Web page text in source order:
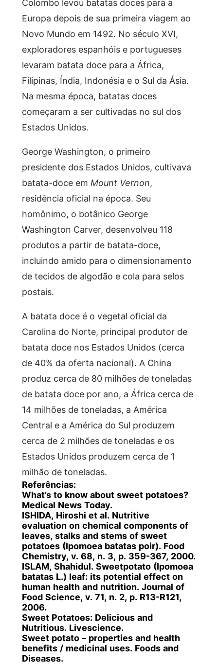
Colombo levou batatas doces para a
Europa depois de sua primeira viagem ao
Novo Mundo em 1492. No século XVI,
exploradores espanhóis e portugueses
levaram batata doce para a África,
Filipinas, Índia, Indonésia e o Sul da Ásia.
Na mesma época, batatas doces
começaram a ser cultivadas no sul dos
Estados Unidos.
George Washington, o primeiro
presidente dos Estados Unidos, cultivava
batata-doce em Mount Vernon,
residência oficial na época. Seu
homônimo, o botânico George
Washington Carver, desenvolveu 118
produtos a partir de batata-doce,
incluindo amido para o dimensionamento
de tecidos de algodão e cola para selos
postais.
A batata doce é o vegetal oficial da
Carolina do Norte, principal produtor de
batata doce nos Estados Unidos (cerca
de 40% da oferta nacional). A China
produz cerca de 80 milhões de toneladas
de batata doce por ano, a África cerca de
14 milhões de toneladas, a América
Central e a América do Sul produzem
cerca de 2 milhões de toneladas e os
Estados Unidos produzem cerca de 1
milhão de toneladas.
Referências:
What’s to know about sweet potatoes?
Medical News Today.
ISHIDA, Hiroshi et al. Nutritive
evaluation on chemical components of
leaves, stalks and stems of sweet
potatoes (Ipomoea batatas poir). Food
Chemistry, v. 68, n. 3, p. 359-367, 2000.
ISLAM, Shahidul. Sweetpotato (Ipomoea
batatas L.) leaf: its potential effect on
human health and nutrition. Journal of
Food Science, v. 71, n. 2, p. R13-R121,
2006.
Sweet Potatoes: Delicious and
Nutritious. Livescience.
Sweet potato – properties and health
benefits / medicinal uses. Foods and
Diseases.